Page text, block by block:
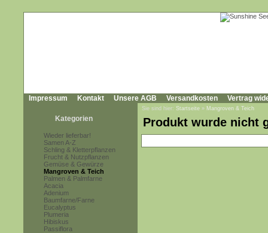
Impressum Kontakt Unsere AGB Versandkosten Vertrag
Kategorien
Wieder lieferbar!
Samen A-Z
Schling & Kletterpflanzen
Frucht & Nutzpflanzen
Gemüse & Gewürze
Mangroven & Teich
Palmen & Palmfarne
Acacia
Adenium
Baumfarne/Farne
Eucalyptus
Plumeria
Hibiskus
Passiflora
Sie sind hier: Startseite » Mangroven & Teich
Produkt wurde nicht